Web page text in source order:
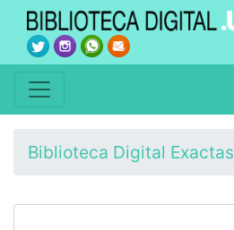
Biblioteca Digital Exactas